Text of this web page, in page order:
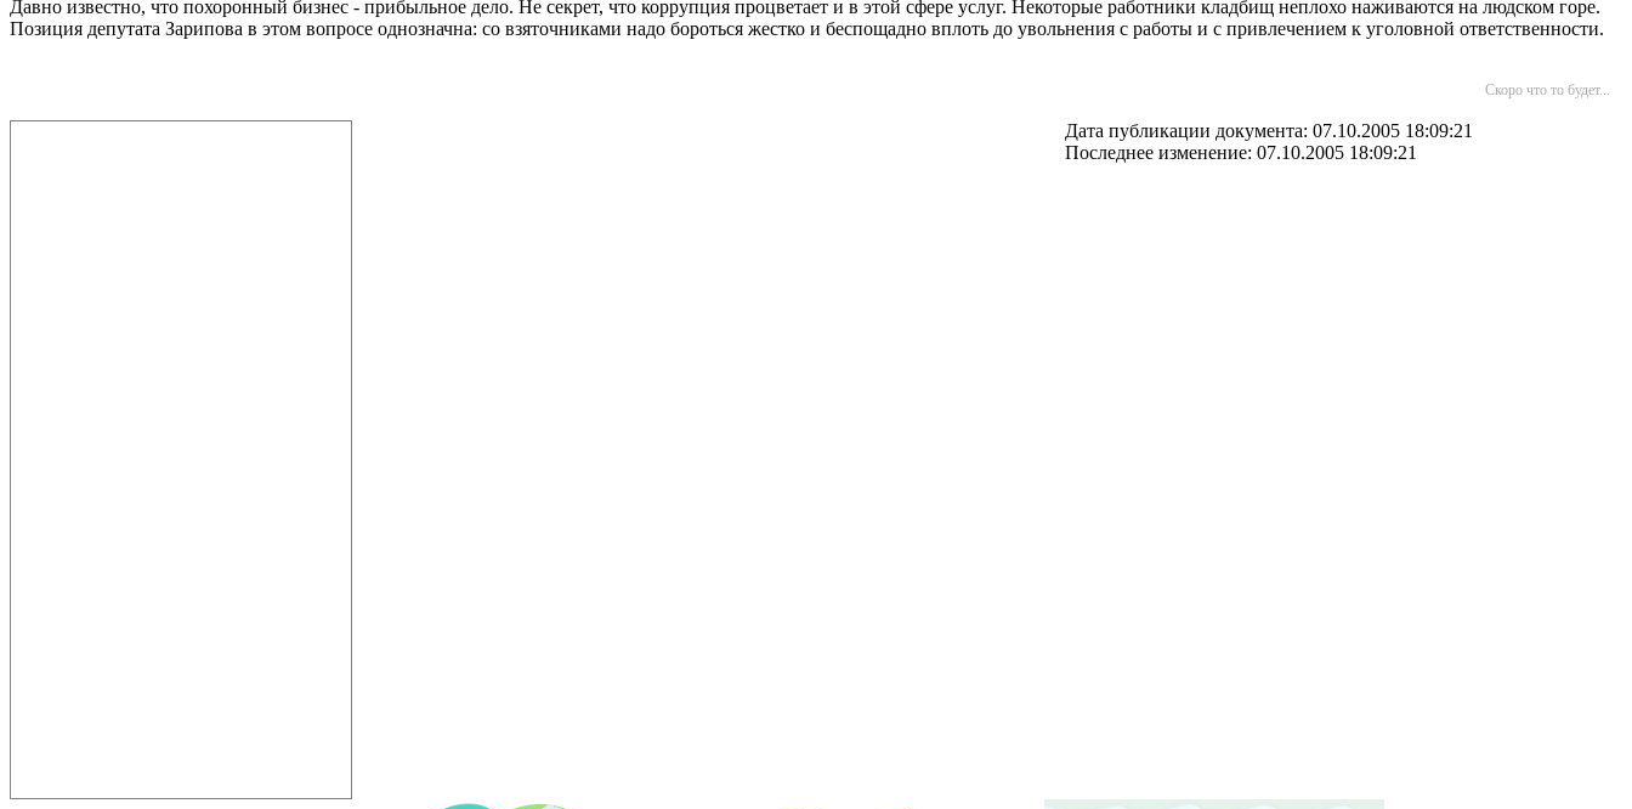
Давно известно, что похоронный бизнес - прибыльное дело. Не секрет, что коррупция процветает и в этой сфере услуг. Некоторые работники кладбищ неплохо наживаются на людском горе.
Позиция депутата Зарипова в этом вопросе однозначна: со взяточниками надо бороться жестко и беспощадно вплоть до увольнения с работы и с привлечением к уголовной ответственности.
Скоро что то будет...
Дата публикации документа: 07.10.2005 18:09:21
Последнее изменение: 07.10.2005 18:09:21